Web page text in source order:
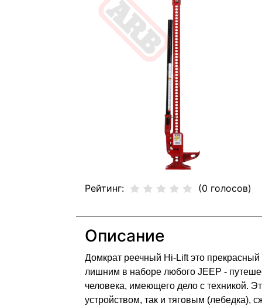
Рейтинг: (0 голосов)
Описание
Домкрат реечный Hi-Lift это
лишним в наборе любого JEEP -
человека, имеющего дело с техникой.
устройством, так и тяговым